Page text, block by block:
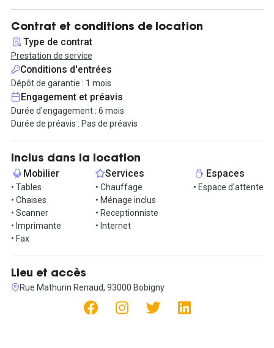
50€ de provision sur charges
De nombreux services sont compris pour faciliter la poursuite de
votre activité:
- Accès internet wifi
- Accueil physique clientèle par secrétaire du cabinet
- Ménage hebdomadaire des locaux
- Scan par mail
- Utilisation ligne fax du cabinet
- Possibilité partage imprimante et photocopieuse multifonction
35 pm moyennant un forfait mensuel de 50 € et facturation par
compteur individuel
- Accès au cabinet indépendant en rdc avec interphone.
N'attendez plus pour venir nous rendre visite !
Informations complémentaires sur cet espace de
travail
Contrat et conditions de location
Type de contrat
Prestation de service
Conditions d'entrées
Dépôt de garantie : 1 mois
Engagement et préavis
Durée d'engagement : 6 mois
Durée de préavis : Pas de préavis
Inclus dans la location
Mobilier
• Tables
• Chaises
• Scanner
• Imprimante
• Fax
Services
• Chauffage
• Ménage inclus
• Receptionniste
• Internet
Espaces
• Espace d'attente
Lieu et accès
Rue Mathurin Renaud, 93000 Bobigny